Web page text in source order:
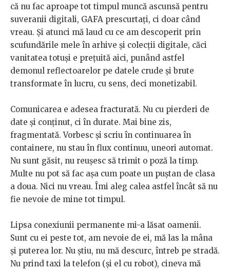
că nu fac aproape tot timpul muncă ascunsă pentru
suveranii digitali, GAFA prescurtați, ci doar când
vreau. Și atunci mă laud cu ce am descoperit prin
scufundările mele în arhive și colecții digitale, căci
vanitatea totuși e prețuită aici, punând astfel
demonul reflectoarelor pe datele crude și brute
transformate în lucru, cu sens, deci monetizabil.
Comunicarea e adesea fracturată. Nu cu pierderi de
date și conținut, ci în durate. Mai bine zis,
fragmentată. Vorbesc și scriu în continuarea în
containere, nu stau în flux continuu, uneori automat.
Nu sunt găsit, nu reușesc să trimit o poză la timp.
Multe nu pot să fac așa cum poate un puștan de clasa
a doua. Nici nu vreau. Îmi aleg calea astfel încât să nu
fie nevoie de mine tot timpul.
Lipsa conexiunii permanente mi-a lăsat oamenii.
Sunt cu ei peste tot, am nevoie de ei, mă las la mâna
și puterea lor. Nu știu, nu mă descurc, întreb pe stradă.
Nu prind taxi la telefon (și el cu robot), cineva mă